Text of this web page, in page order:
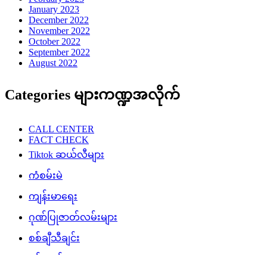
January 2023
December 2022
November 2022
October 2022
September 2022
August 2022
Categories များကဏ္ဍအလိုက်
CALL CENTER
FACT CHECK
Tiktok ဆယ်လီများ
ကံစမ်းမဲ
ကျန်းမာရေး
ဂုဏ်ပြုဇာတ်လမ်းများ
စစ်ချီသီချင်း